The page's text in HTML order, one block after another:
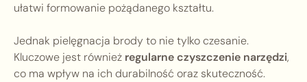
ułatwi formowanie pożądanego kształtu.
Jednak pielęgnacja brody to nie tylko czesanie.
Kluczowe jest również regularne czyszczenie narzędzi,
co ma wpływ na ich durabilność oraz skuteczność.